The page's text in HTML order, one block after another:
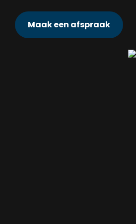
Maak een afspraak